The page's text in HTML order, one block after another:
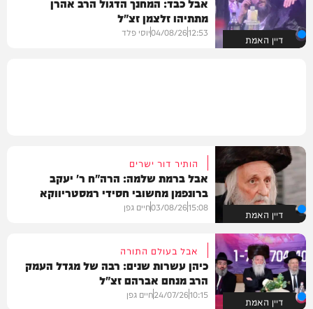
דיין האמת
מתתיהו זלצמן זצ"ל
12:53
04/08/26יוסי פלד
דיין האמת
הותיר דור ישרים
אבל ברמת שלמה: הרה"ח ר' יעקב
ברונפמן מחשובי חסידי רמסטריווקא
15:08
03/08/26חיים גפן
דיין האמת
אבל בעולם התורה
כיהן עשרות שנים: רבה של מגדל העמק
הרב מנחם אברהם זצ"ל
10:15
24/07/26חיים גפן